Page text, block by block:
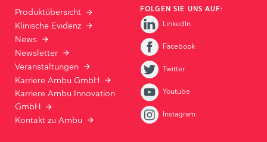
Produktübersicht
Klinische Evidenz
News
Newsletter
Veranstaltungen
Karriere Ambu GmbH
Karriere Ambu Innovation
GmbH
Kontakt zu Ambu
FOLGEN SIE UNS AUF:
LinkedIn
Facebook
Twitter
Youtube
Instagram